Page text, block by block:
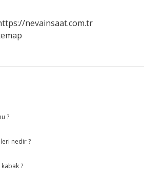
nevainsaat.com.tr
?
nedir ?
?